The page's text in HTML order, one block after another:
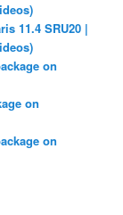
11.4 SRU20 |
on
on
on